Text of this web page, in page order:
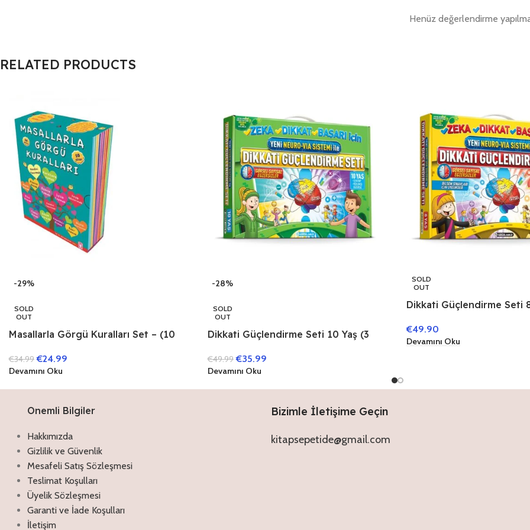
Henüz değerlendirme
RELATED PRODUCTS
-29%
SOLD
OUT
Masallarla Görgü Kuralları Set – (10
€34.99 €24.99
Devamını Oku
-28%
SOLD
OUT
Dikkati Güçlendirme Seti 10 Yaş (3
€49.99 €35.99
Devamını Oku
SOLD
OUT
Dikkati Güçlendirme Seti
€49.90
Devamını Oku
Onemli Bilgiler
Hakkımızda
Gizlilik ve Güvenlik
Mesafeli Satış Sözleşmesi
Teslimat Koşulları
Üyelik Sözleşmesi
Garanti ve İade Koşulları
İletişim
Bizimle İletişime Geçin
kitapsepetide@gmail.com